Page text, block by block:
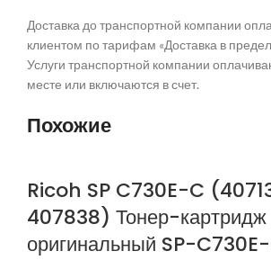
Доставка до транспортной компании
клиентом по тарифам «Доставка в
Услуги транспортной компании
месте или включаются в счет.
Похожие
Ricoh SP C730E-C
407838) Тонер-картридж
оригинальный SP-